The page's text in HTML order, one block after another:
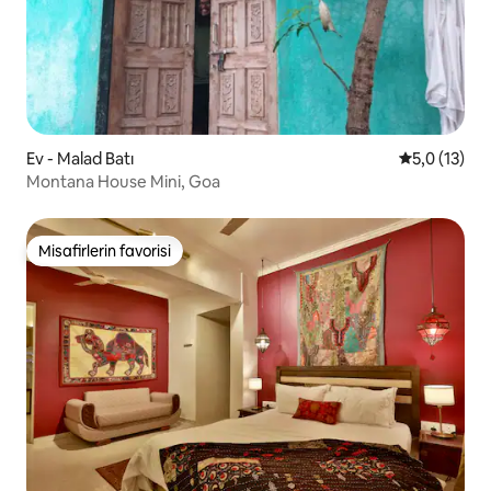
Ev - Malad Batı 55,0 (13)
Montana House Mini, Goa
Misafirlerin favorisi
Misafirlerin favorisi